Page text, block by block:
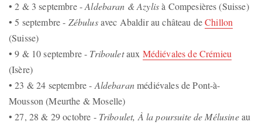
• 2 & 3 septembre -Aldebaran & Azylisà Compesières (Suisse)
• 5 septembre - Zébulusavec Abaldir au château deChillon
(Suisse)
• 9 & 10 septembre - Tribouletaux Médiévales de Crémieu
(Isère)
• 23 & 24 septembre - Aldebaranmédiévales de Pont-à-
Mousson (Meurthe & Moselle)
• 27, 28 & 29 octobre - Triboulet, À la poursuite de Mélusineau